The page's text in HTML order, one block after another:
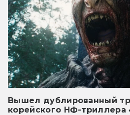
Вышел дублированный
корейского НФ-триллера